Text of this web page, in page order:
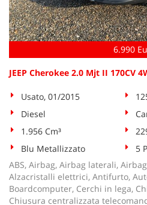
6.990
JEEP Cherokee 2.0 Mjt II 170CV
Usato, 01/2015
Diesel
1.956 Cm³
Blu Metallizzato
5
ABS, Airbag, Airbag laterali,
Alzacristalli elettrici, Antifurto,
Boardcomputer, Cerchi in lega,
Chiusura centralizzata
Cookie necessari
Cookie per il
Cookie analitici
Cookie di marketing